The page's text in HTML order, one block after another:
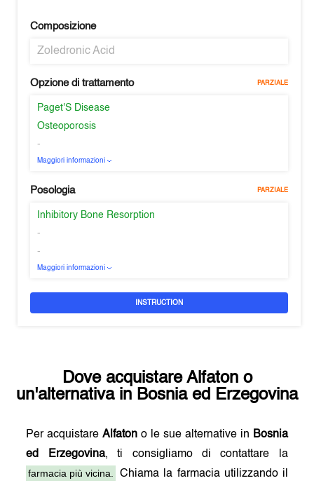
Composizione
Zoledronic Acid
Opzione di trattamento PARZIALE
Paget'S Disease
Osteoporosis
-
Maggiori informazioni
Posologia PARZIALE
Inhibitory Bone Resorption
-
-
Maggiori informazioni
INSTRUCTION
Dove acquistare Alfatono
un'alternativa in Bosnia ed Erzegovina
Per acquistareAlfaton o le sue alternative in Bosnia
ed Erzegovina, ti consigliamo di contattare la
farmacia più vicina.
Chiama la farmacia utilizzando il